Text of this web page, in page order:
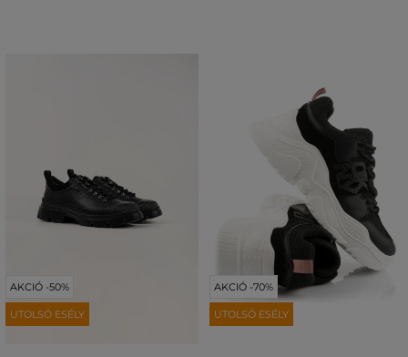
AKCIÓ -50%
UTOLSÓ ESÉLY
AKCIÓ -70%
UTOLSÓ ESÉLY